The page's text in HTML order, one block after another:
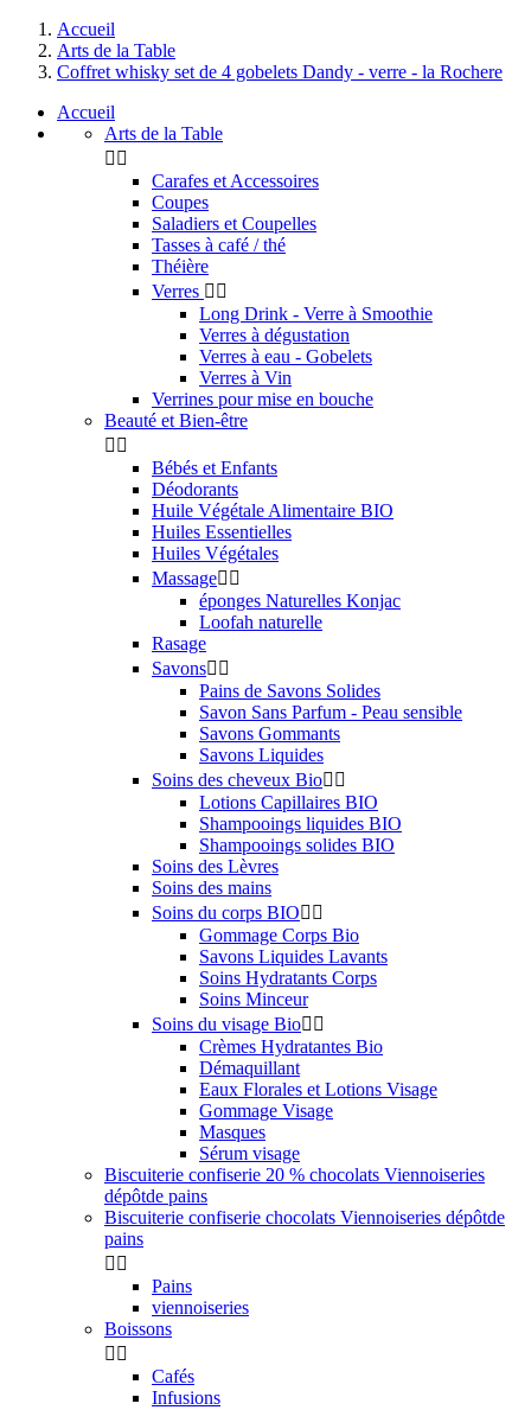
Accueil
Arts de la Table
Coffret whisky set de 4 gobelets Dandy - verre - la Rochere
Accueil
Arts de la Table
 
Carafes et Accessoires
Coupes
Saladiers et Coupelles
Tasses à café / thé
Théière
Verres  
Long Drink - Verre à Smoothie
Verres à dégustation
Verres à eau - Gobelets
Verres à Vin
Verrines pour mise en bouche
Beauté et Bien-être
 
Bébés et Enfants
Déodorants
Huile Végétale Alimentaire BIO
Huiles Essentielles
Huiles Végétales
Massage 
éponges Naturelles Konjac
Loofah naturelle
Rasage
Savons 
Pains de Savons Solides
Savon Sans Parfum - Peau sensible
Savons Gommants
Savons Liquides
Soins des cheveux Bio 
Lotions Capillaires BIO
Shampooings liquides BIO
Shampooings solides BIO
Soins des Lèvres
Soins des mains
Soins du corps BIO 
Gommage Corps Bio
Savons Liquides Lavants
Soins Hydratants Corps
Soins Minceur
Soins du visage Bio 
Crèmes Hydratantes Bio
Démaquillant
Eaux Florales et Lotions Visage
Gommage Visage
Masques
Sérum visage
Biscuiterie confiserie 20 % chocolats Viennoiseries
dépôtde pains
Biscuiterie confiserie chocolats Viennoiseries dépôtde
pains
 
Pains
viennoiseries
Boissons
 
Cafés
Infusions